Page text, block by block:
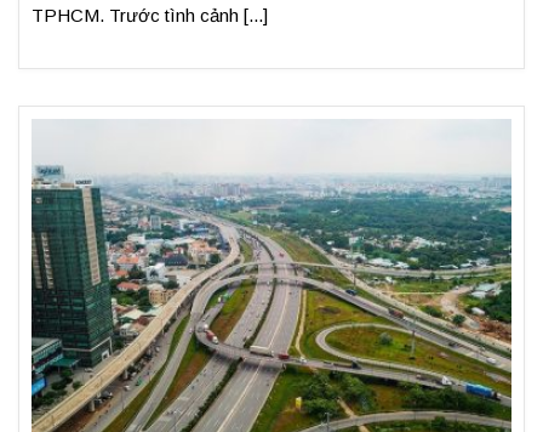
TPHCM. Trước tình cảnh [...]